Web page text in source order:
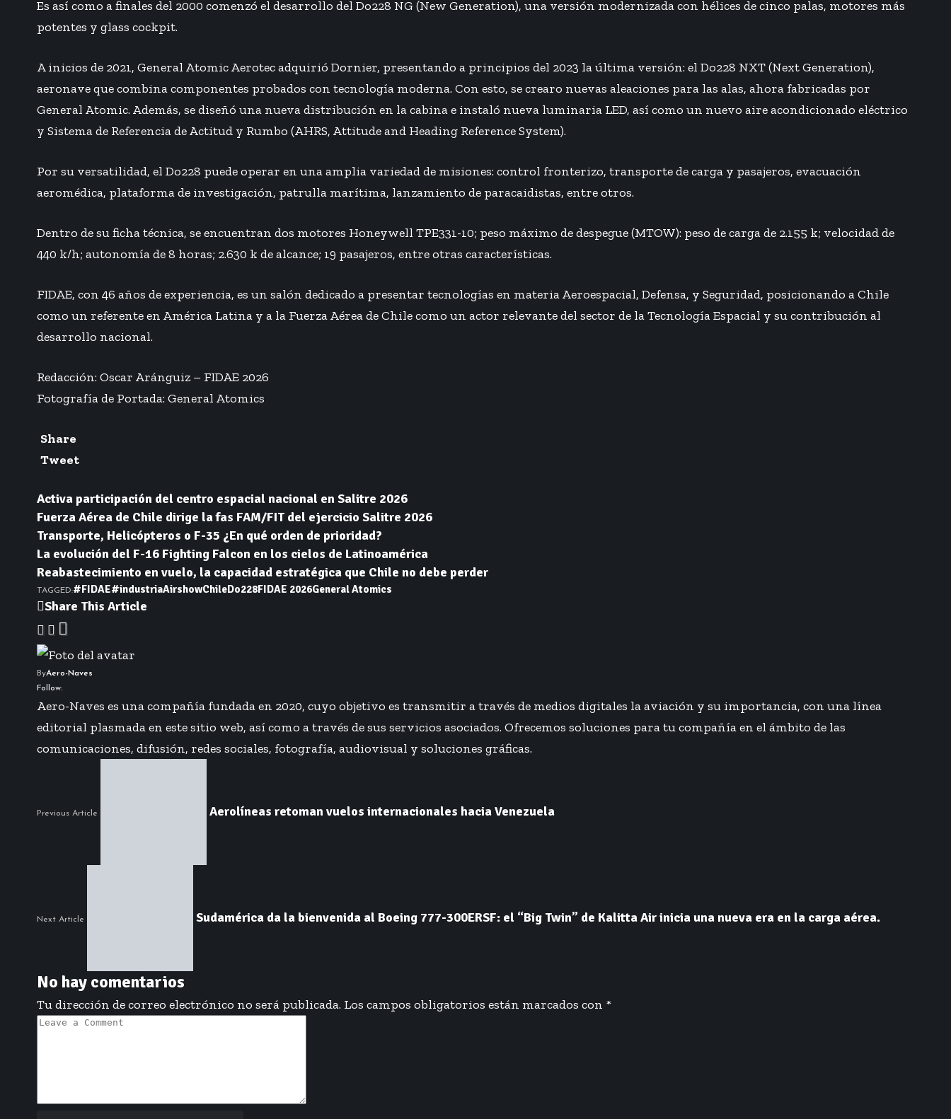
Es así como a finales del 2000 comenzó el desarrollo del Do228 NG (New Generation), una versión modernizada con hélices de cinco palas, motores más
potentes y glass cockpit.
A inicios de 2021, General Atomic Aerotec adquirió Dornier, presentando a principios del 2023 la última versión: el Do228 NXT (Next Generation),
aeronave que combina componentes probados con tecnología moderna. Con esto, se crearo nuevas aleaciones para las alas, ahora fabricadas por
General Atomic. Además, se diseñó una nueva distribución en la cabina e instaló nueva luminaria LED, así como un nuevo aire acondicionado eléctrico
y Sistema de Referencia de Actitud y Rumbo (AHRS, Attitude and Heading Reference System).
Por su versatilidad, el Do228 puede operar en una amplia variedad de misiones: control fronterizo, transporte de carga y pasajeros, evacuación
aeromédica, plataforma de investigación, patrulla marítima, lanzamiento de paracaidistas, entre otros.
Dentro de su ficha técnica, se encuentran dos motores Honeywell TPE331-10; peso máximo de despegue (MTOW): peso de carga de 2.155 k; velocidad de
440 k/h; autonomía de 8 horas; 2.630 k de alcance; 19 pasajeros, entre otras características.
FIDAE, con 46 años de experiencia, es un salón dedicado a presentar tecnologías en materia Aeroespacial, Defensa, y Seguridad, posicionando a Chile
como un referente en América Latina y a la Fuerza Aérea de Chile como un actor relevante del sector de la Tecnología Espacial y su contribución al
desarrollo nacional.
Redacción: Oscar Aránguiz – FIDAE 2026
Fotografía de Portada: General Atomics
Share
Tweet
Activa participación del centro espacial nacional en Salitre 2026
Fuerza Aérea de Chile dirige la fas FAM/FIT del ejercicio Salitre 2026
Transporte, Helicópteros o F-35 ¿En qué orden de prioridad?
La evolución del F-16 Fighting Falcon en los cielos de Latinoamérica
Reabastecimiento en vuelo, la capacidad estratégica que Chile no debe perder
TAGGED:#FIDAE#industriaAirshowChileDo228FIDAE 2026General Atomics
Share This Article
ByAero-Naves
Follow:
Aero-Naves es una compañía fundada en 2020, cuyo objetivo es transmitir a través de medios digitales la aviación y su importancia, con una línea
editorial plasmada en este sitio web, así como a través de sus servicios asociados. Ofrecemos soluciones para tu compañía en el ámbito de las
comunicaciones, difusión, redes sociales, fotografía, audiovisual y soluciones gráficas.
Previous Article Aerolíneas retoman vuelos internacionales hacia Venezuela
Next Article Sudamérica da la bienvenida al Boeing 777-300ERSF: el “Big Twin” de Kalitta Air inicia una nueva era en la carga aérea.
No hay comentarios
Tu dirección de correo electrónico no será publicada. Los campos obligatorios están marcados con *